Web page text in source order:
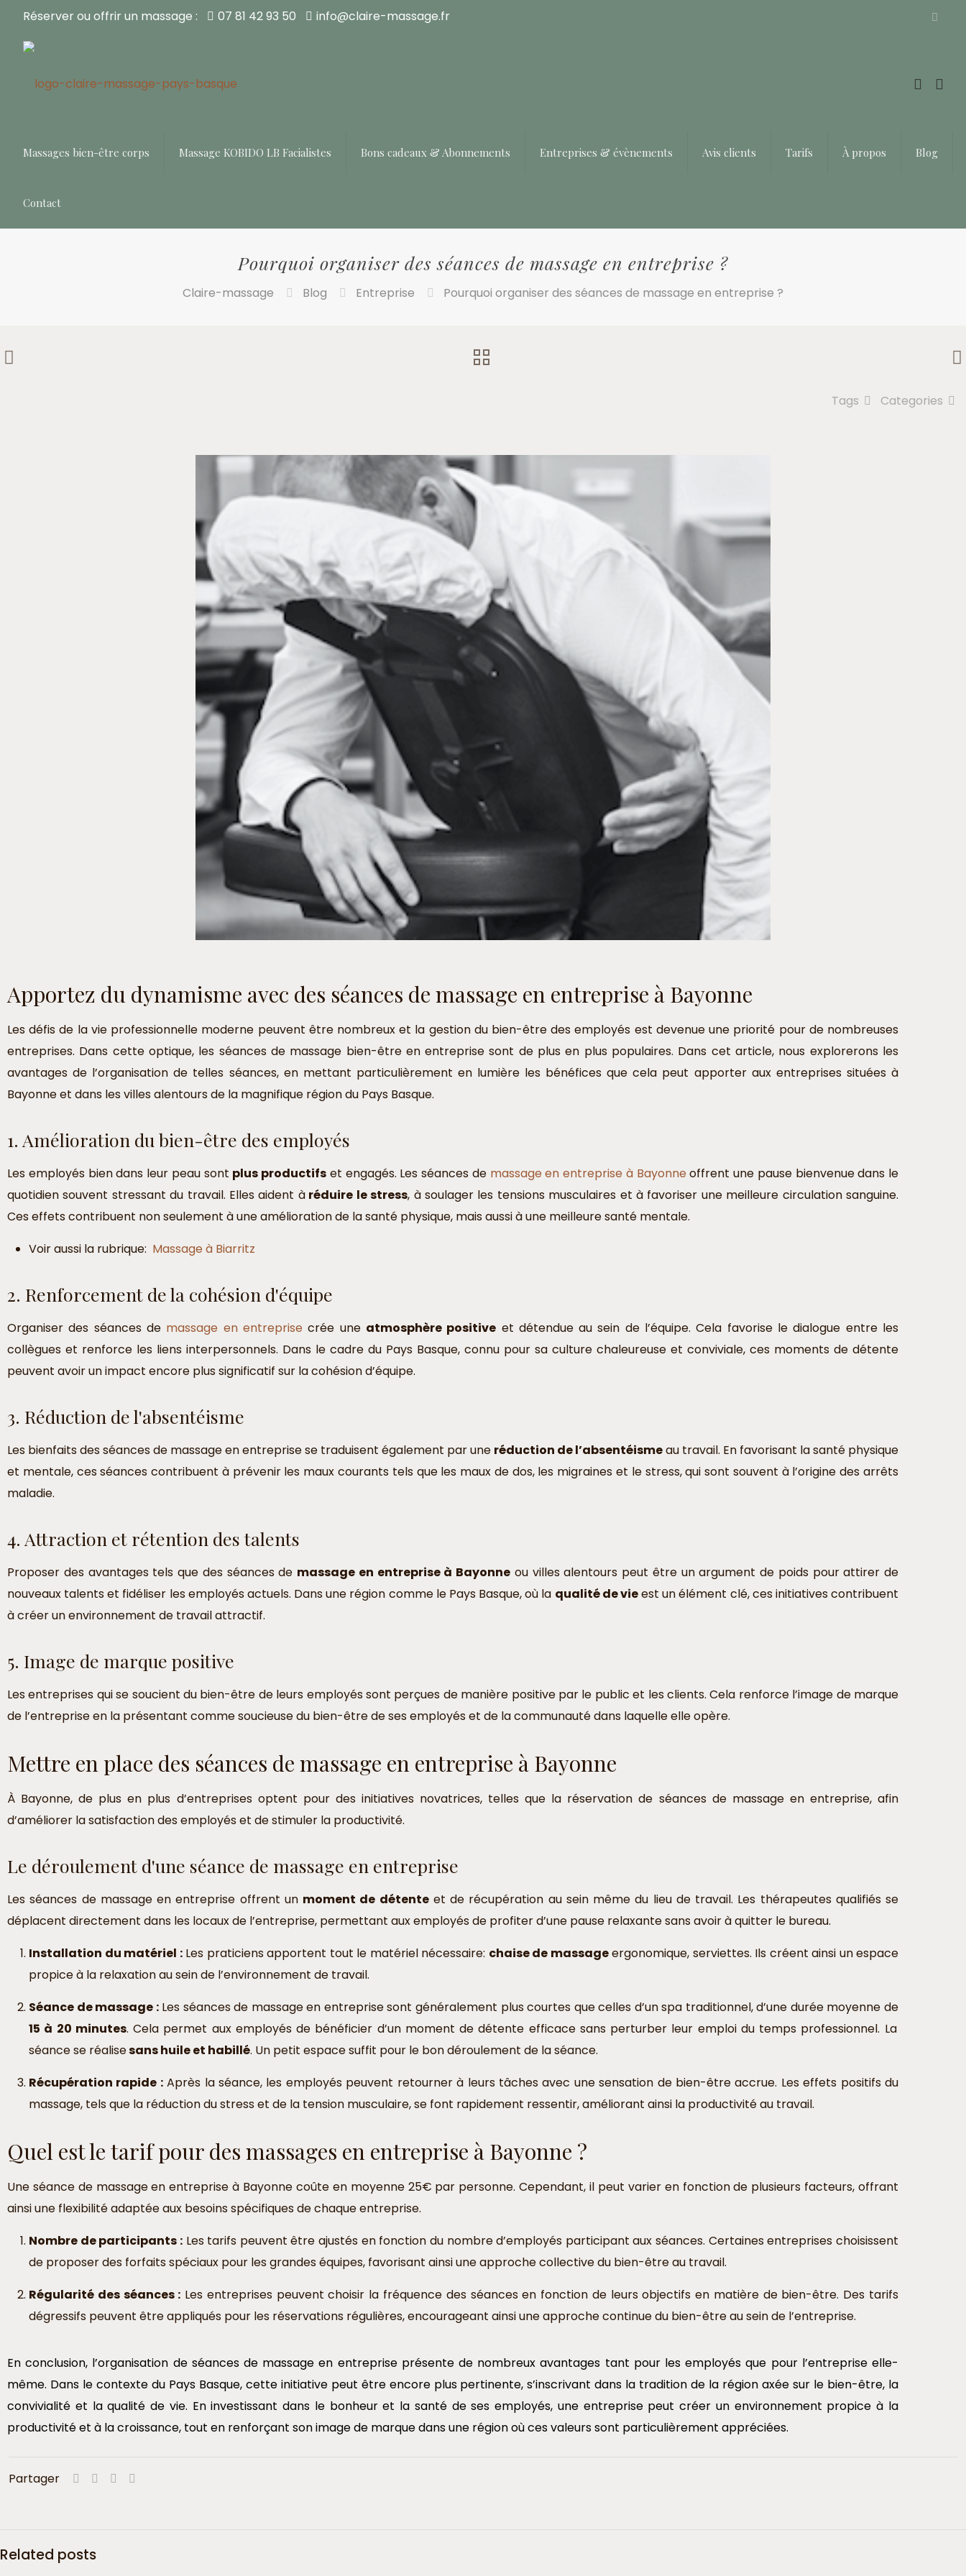
Réserver ou offrir un massage : 07 81 42 93 50 info@claire-massage.fr
Massages bien-être corps Massage KOBIDO LB Facialistes Bons cadeaux & Abonnements Entreprises & évènements Avis clients Tarifs À propos Blog
Contact
Pourquoi organiser des séances de massage en entreprise ?
Claire-massage Blog Entreprise Pourquoi organiser des séances de massage en entreprise ?
Categories
Tags
Apportez du dynamisme avec des séances de massage en entreprise à Bayonne
Les défis de la vie professionnelle moderne peuvent être nombreux et la gestion du bien-être des employés est devenue une priorité pour de nombreuses
entreprises. Dans cette optique, les séances de massage bien-être en entreprise sont de plus en plus populaires. Dans cet article, nous explorerons les
avantages de l’organisation de telles séances, en mettant particulièrement en lumière les bénéfices que cela peut apporter aux entreprises situées à
Bayonne et dans les villes alentours de la magnifique région du Pays Basque.
1. Amélioration du bien-être des employés
Les employés bien dans leur peau sont plus productifs et engagés. Les séances de massage en entreprise à Bayonneoffrent une pause bienvenue dans le
quotidien souvent stressant du travail. Elles aident àréduire le stress, à soulager les tensions musculaires et à favoriser une meilleure circulation sanguine.
Ces effets contribuent non seulement à une amélioration de la santé physique, mais aussi à une meilleure santé mentale.
Voir aussi la rubrique: Massage à Biarritz
2. Renforcement de la cohésion d'équipe
Organiser des séances de massage en entreprise crée une atmosphère positive et détendue au sein de l’équipe. Cela favorise le dialogue entre les
collègues et renforce les liens interpersonnels. Dans le cadre du Pays Basque, connu pour sa culture chaleureuse et conviviale, ces moments de détente
peuvent avoir un impact encore plus significatif sur la cohésion d’équipe.
3. Réduction de l'absentéisme
Les bienfaits des séances de massage en entreprise se traduisent également par une réduction de l’absentéismeau travail. En favorisant la santé physique
et mentale, ces séances contribuent à prévenir les maux courants tels que les maux de dos, les migraines et le stress, qui sont souvent à l’origine des arrêts
maladie.
4. Attraction et rétention des talents
Proposer des avantages tels que des séances de massage en entreprise à Bayonne ou villes alentours peut être un argument de poids pour attirer de
nouveaux talents et fidéliser les employés actuels. Dans une région comme le Pays Basque, où la qualité de vieest un élément clé, ces initiatives contribuent
à créer un environnement de travail attractif.
5. Image de marque positive
Les entreprises qui se soucient du bien-être de leurs employés sont perçues de manière positive par le public et les clients. Cela renforce l’image de marque
de l’entreprise en la présentant comme soucieuse du bien-être de ses employés et de la communauté dans laquelle elle opère.
Mettre en place des séances de massage en entreprise à Bayonne
À Bayonne, de plus en plus d’entreprises optent pour des initiatives novatrices, telles que la réservation de séances de massage en entreprise, afin
d’améliorer la satisfaction des employés et de stimuler la productivité.
Le déroulement d'une séance de massage en entreprise
Les séances de massage en entreprise offrent un moment de détenteet de récupération au sein même du lieu de travail. Les thérapeutes qualifiés se
déplacent directement dans les locaux de l’entreprise, permettant aux employés de profiter d’une pause relaxante sans avoir à quitter le bureau.
Installation du matériel :Les praticiens apportent tout le matériel nécessaire: chaise de massageergonomique, serviettes. Ils créent ainsi un espace
propice à la relaxation au sein de l’environnement de travail.
Séance de massage :Les séances de massage en entreprise sont généralement plus courtes que celles d’un spa traditionnel, d’une durée moyenne de
15 à 20 minutes. Cela permet aux employés de bénéficier d’un moment de détente efficace sans perturber leur emploi du temps professionnel. La
séance se réalisesans huile et habillé. Un petit espace suffit pour le bon déroulement de la séance.
Récupération rapide :Après la séance, les employés peuvent retourner à leurs tâches avec une sensation de bien-être accrue. Les effets positifs du
massage, tels que la réduction du stress et de la tension musculaire, se font rapidement ressentir, améliorant ainsi la productivité au travail.
Quel est le tarif pour des massages en entreprise à Bayonne ?
Une séance de massage en entreprise à Bayonne coûte en moyenne 25€ par personne. Cependant, il peut varier en fonction de plusieurs facteurs, offrant
ainsi une flexibilité adaptée aux besoins spécifiques de chaque entreprise.
Nombre de participants :Les tarifs peuvent être ajustés en fonction du nombre d’employés participant aux séances. Certaines entreprises choisissent
de proposer des forfaits spéciaux pour les grandes équipes, favorisant ainsi une approche collective du bien-être au travail.
Régularité des séances : Les entreprises peuvent choisir la fréquence des séances en fonction de leurs objectifs en matière de bien-être. Des tarifs
dégressifs peuvent être appliqués pour les réservations régulières, encourageant ainsi une approche continue du bien-être au sein de l’entreprise.
En conclusion, l’organisation de séances de massage en entreprise présente de nombreux avantages tant pour les employés que pour l’entreprise elle-
même. Dans le contexte du Pays Basque, cette initiative peut être encore plus pertinente, s’inscrivant dans la tradition de la région axée sur le bien-être, la
convivialité et la qualité de vie. En investissant dans le bonheur et la santé de ses employés, une entreprise peut créer un environnement propice à la
productivité et à la croissance, tout en renforçant son image de marque dans une région où ces valeurs sont particulièrement appréciées.
Partager
Related posts